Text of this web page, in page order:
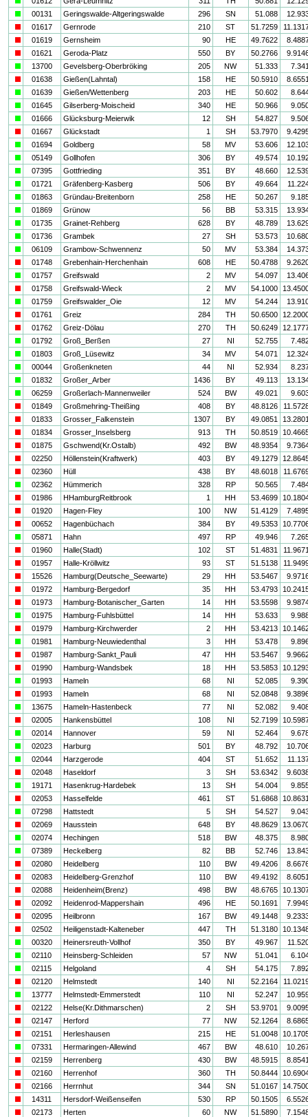
00131 Geringswalde-Altgeringswalde 296 SN 51.088
01617 Gernrode 210 ST 51.7259
01619 Gernsheim 90 HE 49.7622
01621 Geroda-Platz 550 BY 50.2766
13700 Gevelsberg-Oberbröking 205 NW 51.333
01638 Gießen(Lahntal) 158 HE 50.5910
01639 Gießen/Wettenberg 203 HE 50.602
01645 Gilserberg-Moischeid 340 HE 50.966
01666 Glücksburg-Meierwik 12 SH 54.827
01667 Glückstadt 1 SH 53.7970
01694 Goldberg 58 MV 53.606
05149 Gollhofen 306 BY 49.574
07395 Gottfrieding 351 BY 48.660
01721 Gräfenberg-Kasberg 506 BY 49.664
01863 Gründau-Breitenborn 258 HE 50.267
01869 Grünow 56 BB 53.315
01735 Grainet-Rehberg 628 BY 48.789
01736 Grambek 27 SH 53.573
06109 Grambow-Schwennenz 50 MV 53.384
01748 Grebenhain-Herchenhain 608 HE 50.4788
01757 Greifswald 2 MV 54.097
01758 Greifswald-Wieck 2 MV 54.1000
01759 Greifswalder_Oie 12 MV 54.244
01761 Greiz 284 TH 50.6500
01762 Greiz-Dölau 270 TH 50.6249
01792 Groß_Berßen 27 NI 52.755
01803 Groß_Lüsewitz 34 MV 54.071
00044 Großenkneten 44 NI 52.934
01832 Großer_Arber 1436 BY 49.113
06259 Großerlach-Mannenweiler 524 BW 49.021
01849 Großmehring-Theißing 408 BY 48.8126
01833 Grosser_Falkenstein 1307 BY 49.0851
01834 Grosser_Inselsberg 913 TH 50.8519
01875 Gschwend(Kr.Ostalb) 492 BW 48.9354
02250 Höllenstein(Kraftwerk) 403 BY 49.1279
02360 Hüll 438 BY 48.6018
02362 Hümmerich 328 RP 50.565
01986 HHamburgReitbrook 1 HH 53.4699
01920 Hagen-Fley 100 NW 51.4129
00652 Hagenbüchach 384 BY 49.5353
05871 Hahn 497 RP 49.946
01960 Halle(Stadt) 102 ST 51.4831
01957 Halle-Kröllwitz 93 ST 51.5138
15526 Hamburg(Deutsche_Seewarte) 29 HH 53.5467
01972 Hamburg-Bergedorf 35 HH 53.4793
01973 Hamburg-Botanischer_Garten 14 HH 53.5598
01975 Hamburg-Fuhlsbüttel 14 HH 53.633
01979 Hamburg-Kirchwerder 2 HH 53.4213
01981 Hamburg-Neuwiedenthal 3 HH 53.478
01987 Hamburg-Sankt_Pauli 47 HH 53.5467
01990 Hamburg-Wandsbek 18 HH 53.5853
01993 Hameln 68 NI 52.085
01993 Hameln 68 NI 52.0848
13675 Hameln-Hastenbeck 77 NI 52.082
02005 Hankensbüttel 108 NI 52.7199
02014 Hannover 59 NI 52.464
02023 Harburg 501 BY 48.792
02044 Harzgerode 404 ST 51.652
02048 Haseldorf 3 SH 53.6342
19171 Hasenkrug-Hardebek 13 SH 54.004
02053 Hasselfelde 461 ST 51.6868
07298 Hattstedt 5 SH 54.527
02069 Hausstein 648 BY 48.8629
02074 Hechingen 518 BW 48.375
07389 Heckelberg 82 BB 52.746
02080 Heidelberg 110 BW 49.4206
02083 Heidelberg-Grenzhof 110 BW 49.4192
02088 Heidenheim(Brenz) 498 BW 48.6765
02092 Heidenrod-Mappershain 496 HE 50.1691
02095 Heilbronn 167 BW 49.1448
02502 Heiligenstadt-Kalteneber 447 TH 51.3180
00320 Heinersreuth-Vollhof 350 BY 49.967
02110 Heinsberg-Schleiden 57 NW 51.041
02115 Helgoland 4 SH 54.175
02120 Helmstedt 140 NI 52.2164
13777 Helmstedt-Emmerstedt 110 NI 52.247
02122 Helse(Kr.Dithmarschen) 2 SH 53.9701
02147 Herford 77 NW 52.1264
02151 Herleshausen 215 HE 51.0048
07331 Hermaringen-Allewind 467 BW 48.610
02159 Herrenberg 430 BW 48.5915
02160 Herrenhof 360 TH 50.8444
02166 Herrnhut 344 SN 51.0167
14311 Hersdorf-Weißenseifen 530 RP 50.1505
02173 Herten 60 NW 51.5890